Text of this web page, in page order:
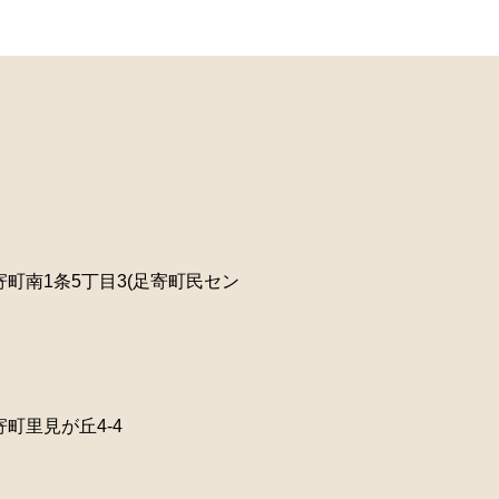
南1条5丁目3(足寄町民セン
町里見が丘4-4